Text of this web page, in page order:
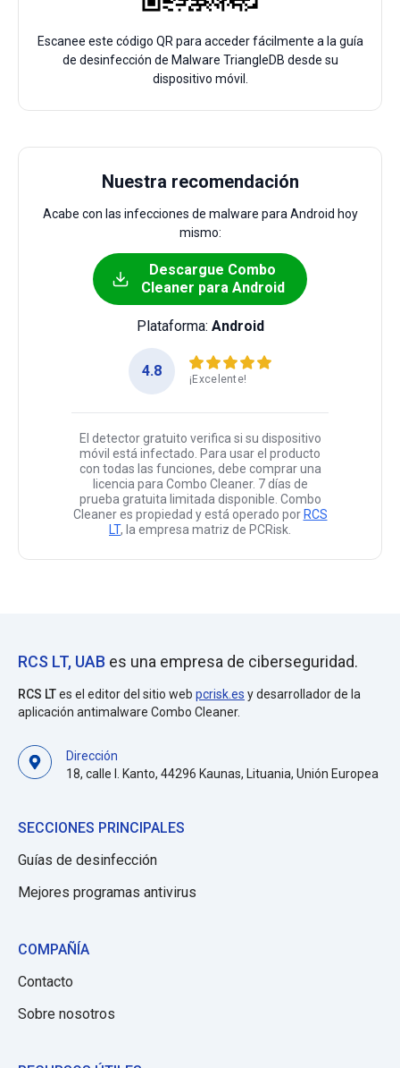
Escanee este código QR para acceder fácilmente a la guía
de desinfección de Malware TriangleDB desde su
dispositivo móvil.
Nuestra recomendación
Acabe con las infecciones de malware para Android hoy
mismo:
Descargue Combo
Cleaner para Android
Plataforma: Android
4.8
¡Excelente!
El detector gratuito verifica si su dispositivo
móvil está infectado. Para usar el producto
con todas las funciones, debe comprar una
licencia para Combo Cleaner. 7 días de
prueba gratuita limitada disponible. Combo
Cleaner es propiedad y está operado por RCS
LT, la empresa matriz de PCRisk.
RCS LT, UAB es una empresa de ciberseguridad.
RCS LTes el editor del sitio web pcrisk.es y desarrollador de la
aplicación antimalware Combo Cleaner.
Dirección
18, calle I. Kanto, 44296 Kaunas, Lituania, Unión Europea
SECCIONES PRINCIPALES
Guías de desinfección
Mejores programas antivirus
COMPAÑÍA
Contacto
Sobre nosotros